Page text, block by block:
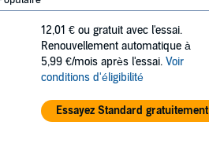
12,01 € ou gratuit avec l'essai.
Renouvellement automatique à
5,99 €/mois après l'essai. Voir
conditions d'éligibilité
Essayez Standard gratuitement